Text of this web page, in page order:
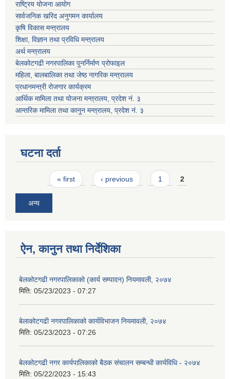
राष्ट्रिय योजना आयोग
सार्वजनिक खरिद अनुगमन कार्यालय
कृषि विकास मन्त्रालय
शिक्षा, विज्ञान तथा प्रविधि मन्त्रालय
अर्थ मन्त्रालय
बेलकोटगढी नगरपालिका पुनर्निर्माण प्रोफाइल
महिला, बालबालिका तथा जेष्ठ नागरिक मन्त्रालय
प्रधानमन्त्री रोजगार कार्यक्रम
आर्थिक मामिला तथा योजना मन्त्रालय, प्रदेश नं. ३
आन्तरिक मामिला तथा कानुन मन्त्रालय, प्रदेश नं. ३
घटना दर्ता
Pages« first ‹ previous 1 2
अन्य
ऐन, कानुन तथा निर्देशिका
बेलकोटगढी नगरपालिकाको (कार्य सम्पादन) नियमावली, २०७४
मिति: 05/23/2023 - 07:27
बेलाकोटगढी नगरपालिकाको कार्यविभाजन नियमावली, २०७४
मिति: 05/23/2023 - 07:26
बेलकोटगढी नगर कार्यपालिकाको बैठक संचालन सम्बन्धी कार्यविधि - २०७४
मिति: 05/22/2023 - 15:43